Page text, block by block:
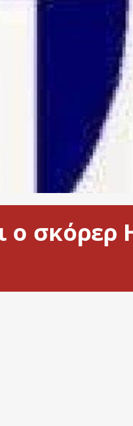
ο σκόρερ